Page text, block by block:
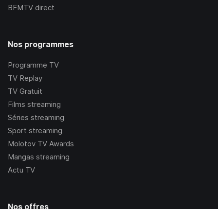
BFMTV direct
Nos programmes
Programme TV
TV Replay
TV Gratuit
Films streaming
Séries streaming
Sport streaming
Molotov TV Awards
Mangas streaming
Actu TV
Nos offres